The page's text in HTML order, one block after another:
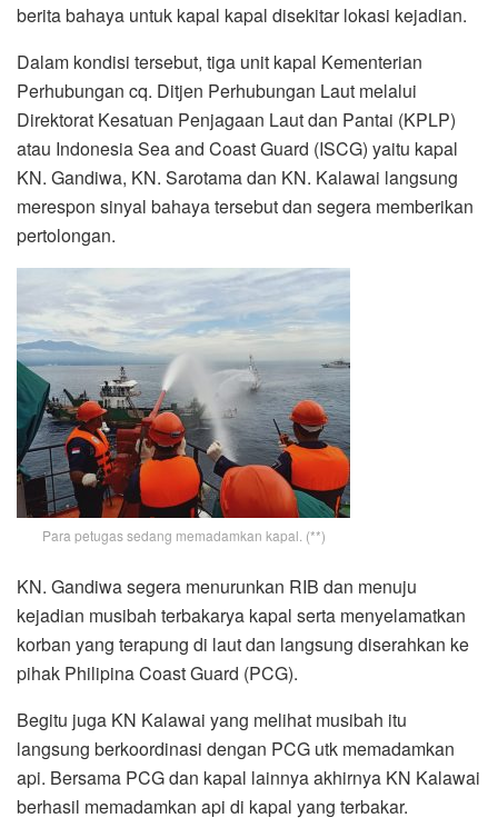
berita bahaya untuk kapal kapal disekitar lokasi kejadian.
Dalam kondisi tersebut, tiga unit kapal Kementerian
Perhubungan cq. Ditjen Perhubungan Laut melalui
Direktorat Kesatuan Penjagaan Laut dan Pantai (KPLP)
atau Indonesia Sea and Coast Guard (ISCG) yaitu kapal
KN. Gandiwa, KN. Sarotama dan KN. Kalawai langsung
merespon sinyal bahaya tersebut dan segera memberikan
pertolongan.
Para petugas sedang memadamkan kapal. (**)
KN. Gandiwa segera menurunkan RIB dan menuju
kejadian musibah terbakarya kapal serta menyelamatkan
korban yang terapung di laut dan langsung diserahkan ke
pihak Philipina Coast Guard (PCG).
Begitu juga KN Kalawai yang melihat musibah itu
langsung berkoordinasi dengan PCG utk memadamkan
api. Bersama PCG dan kapal lainnya akhirnya KN Kalawai
berhasil memadamkan api di kapal yang terbakar.